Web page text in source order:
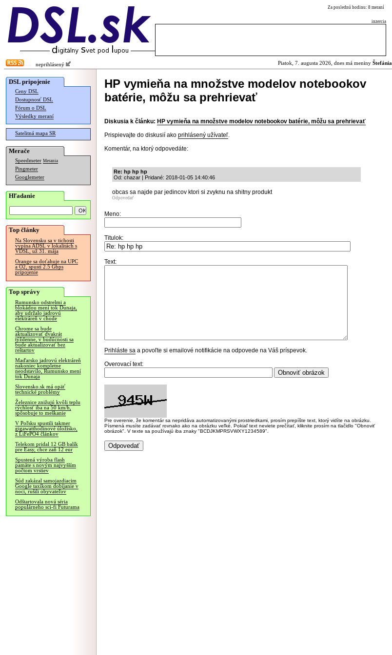
Za poslednú hodinu: 8 meraní
inzercia
neprihlásený Piatok, 7. augusta 2026, dnes má meniny Štefánia
DSL pripojenie
Ceny DSL
Dostupnosť DSL
Fórum o DSL
Výsledky meraní
Satelitná mapa SR
Merače
Speedmeter Merania
Pingmeter
Googlemeter
Hľadanie
Top články
Na Slovensku sa v tichosti
vypína ADSL v lokalitách s
VDSL, už 31. mája
Orange sa doťahuje na UPC
a O2, spustí 2.5 Gbps
pripojenie
Top správy
Rumunsko odstrelmi a
blokádou mení tok Dunaja,
aby udržalo jadrovú
elektráreň v chode
Chrome sa bude
aktualizovať dvakrát
týždenne, v budúcnosti sa
bude aktualizovať bez
reštartov
Maďarsko jadrovú elektráreň
nakoniec kompletne
neodstavilo, Rumunsko mení
tok Dunaja
Slovensko.sk má opäť
technické problémy
Železnice znižujú kvôli teplu
rýchlosť iba na 50 km/h,
spôsobuje to meškanie
V Poľsku spustili takmer
gigawatthodinové úložisko,
z LiFePO4 článkov
Telekom pridal 12 GB balík
pre Easy, chce zaň 12 eur
Spustená výroba flash
pamäte s novým najvyšším
počtom vrstiev
Súd zakázal samojazdiacim
Google taxíkom dobíjanie v
noci, rušili obyvateľov
Odštartovala nová séria
populárneho sci-fi Futurama
HP vymieňa na množstve modelov notebookov
batérie, môžu sa prehrievať
Diskusia k článku: HP vymieňa na množstve modelov notebookov batérie, môžu sa prehrievať
Prispievajte do diskusií ako prihlásený užívateľ.
Komentár, na ktorý odpovedáte:
Re: hp hp hp
Od: chazar | Pridané: 2018-01-05 14:40:46
obcas sa najde par jedincov ktori si zvyknu na shitny produkt
Odpovedať
Meno:
Titulok:
Text:
Prihláste sa a povoľte si emailové notifikácie na odpovede na Váš príspevok.
Overovací text:
Pre overenie, že komentár sa nepridáva automatizovanými prostriedkami, prosím prepíšte text, ktorý vidíte na obrázku.
Písmená musíte zadávať rovnako ako na obrázku veľké. Pokiaľ text neviete prečítať, kliknite prosím na tlačidlo "Obnoviť
obrázok". V texte sa používajú iba znaky "BCDJKMPRSVWXY1234589".